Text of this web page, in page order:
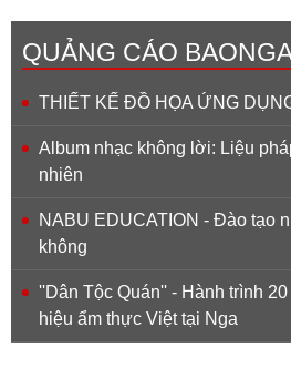
QUẢNG CÁO
THIẾT KẾ ĐỒ HỌA ỨNG
Album nhạc không lời: Liệu
nhiên
NABU EDUCATION - Đào tạo
không
''Dân Tộc Quán'' - Hành trình
hiệu ẩm thực Việt tại Nga